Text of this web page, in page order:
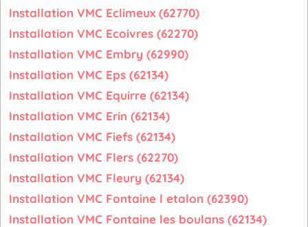
Installation VMC Eclimeux (62770)
Installation VMC Ecoivres (62270)
Installation VMC Embry (62990)
Installation VMC Eps (62134)
Installation VMC Equirre (62134)
Installation VMC Erin (62134)
Installation VMC Fiefs (62134)
Installation VMC Flers (62270)
Installation VMC Fleury (62134)
Installation VMC Fontaine l etalon (62390)
Installation VMC Fontaine les boulans (62134)